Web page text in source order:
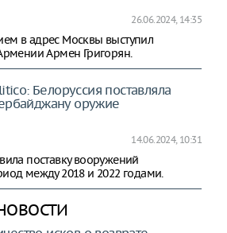
26.06.2024, 14:35
в адрес Москвы выступил
Армен Григорян.
Белоруссия поставляла
оружие
14.06.2024, 10:31
поставку вооружений
между 2018 и 2022 годами.